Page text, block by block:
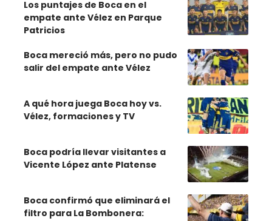
Los puntajes de Boca en el
empate ante Vélez en Parque
Patricios
Boca mereció más, pero no pudo
salir del empate ante Vélez
A qué hora juega Boca hoy vs.
Vélez, formaciones y TV
Boca podría llevar visitantes a
Vicente López ante Platense
Boca confirmó que eliminará el
filtro para La Bombonera: